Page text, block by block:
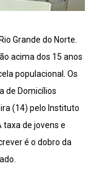
Grande do Norte.
acima dos 15 anos
populacional. Os
de Domicílios
(14) pelo Instituto
taxa de jovens e
é o dobro da